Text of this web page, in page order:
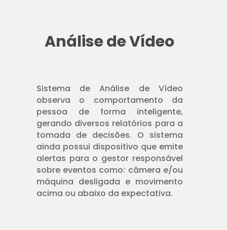
Análise de Vídeo
Sistema de Análise de Vídeo
observa o comportamento da
pessoa de forma inteligente,
gerando diversos relatórios para a
tomada de decisões. O sistema
ainda possui dispositivo que emite
alertas para o gestor responsável
sobre eventos como: câmera e/ou
máquina desligada e movimento
acima ou abaixo da expectativa.